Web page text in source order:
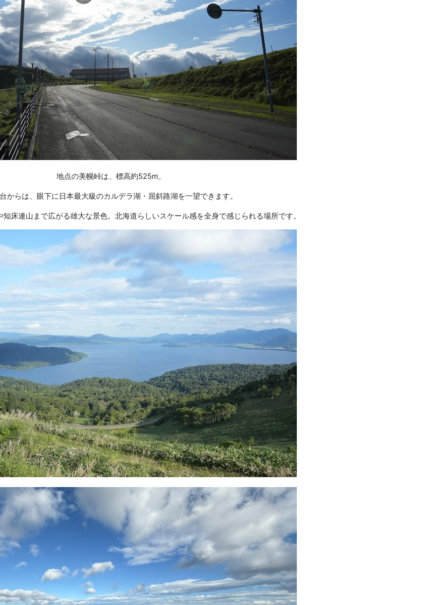
地点の美幌峠は、標高約525m。
からは、眼下に日本最大級のカルデラ湖・屈斜路湖を一望できます。
床連山まで広がる雄大な景色。北海道らしいスケール感を全身で感じられる場所です。